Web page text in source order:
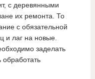
с деревянными
их ремонта. То
с обязательной
и лаг на новые.
заделать
обработать